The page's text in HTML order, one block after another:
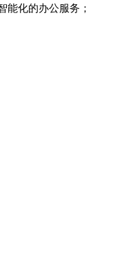
能化的办公服务；